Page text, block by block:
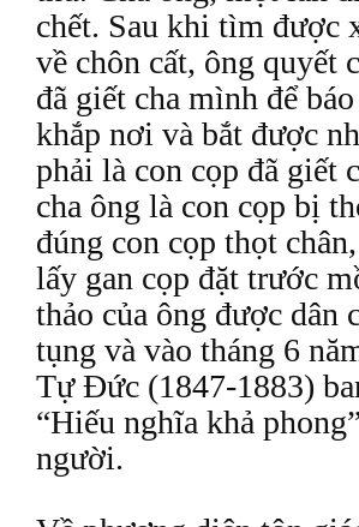
chết. Sau khi tìm được
về chôn cất, ông quyết
đã giết cha mình để
khắp nơi và bắt được
phải là con cọp đã giết
cha ông là con cọp bị
đúng con cọp thọt
lấy gan cọp đặt trước
thảo của ông được dân
tụng và vào tháng 6
Tự Đức (1847-1883)
“Hiếu nghĩa khả
người.